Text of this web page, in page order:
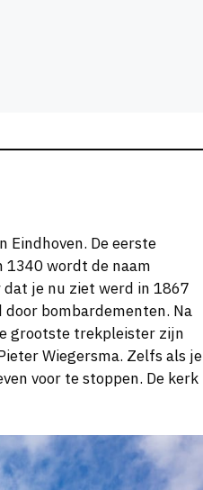
Eindhoven. De eerste
1340 wordt de naam
dat je nu ziet werd in 1867
bombardementen. Na
grootste trekpleister zijn
Wiegersma. Zelfs als je
voor te stoppen. De kerk